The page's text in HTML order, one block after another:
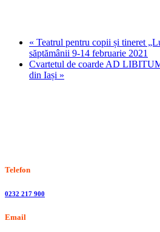
« Teatrul pentru copii și tineret
săptămânii 9-14 februarie 2021
Cvartetul de coarde AD
din Iași »
Telefon
0232 217 900
Email